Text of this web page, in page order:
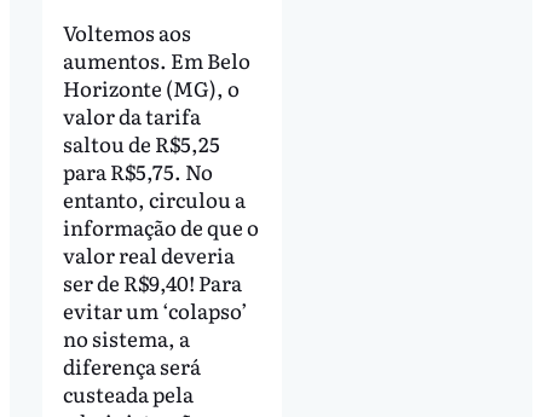
Voltemos aos
aumentos. Em Belo
Horizonte (MG), o
valor da tarifa
saltou de R$5,25
para R$5,75. No
entanto, circulou a
informação de que o
valor real deveria
ser de R$9,40! Para
evitar um ‘colapso’
no sistema, a
diferença será
custeada pela